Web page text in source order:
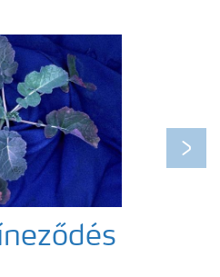
bolygó
Next